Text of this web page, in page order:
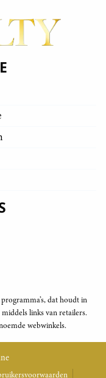
dat houdt in
links van retailers.
webwinkels.